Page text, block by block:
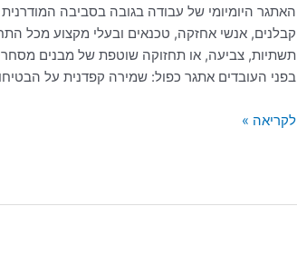
האתגר היומיומי של עבודה בגובה בסביבה
קבלנים, אנשי אחזקה, טכנאים ובעלי מקצוע מכל
תשתיות, צביעה, או תחזוקה שוטפת של מבנים
בפני העובדים אתגר כפול: שמירה קפדנית על
ואיש
אחזקה
חייב
להכיר
לקריאה »